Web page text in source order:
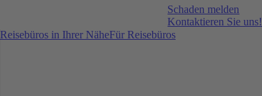
Schaden melden
Kontaktieren Sie uns!
Reisebüros in Ihrer NäheFür Reisebüros